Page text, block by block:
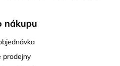
nákupu
prodejny